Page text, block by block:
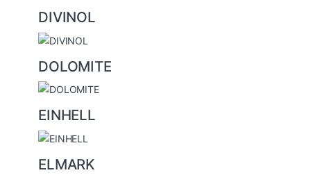
DIVINOL
DOLOMITE
EINHELL
ELMARK